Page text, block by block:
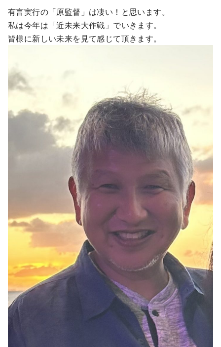
有言実行の「原監督」は凄い！と思います。
私は今年は「近未来大作戦」でいきます。
皆様に新しい未来を見て感じて頂きます。